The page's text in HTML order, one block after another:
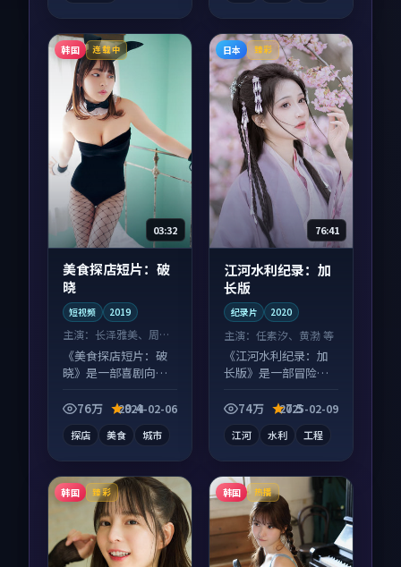
韩国 连载中
03:32
美食探店短片：破
晓
短视频 2019
主演： 长泽雅美、周冬
雨 等
《美食探店短片：破
晓》是一部喜剧向短
度高，适合配弹幕观
76万 9.4
2024-02-06
探店 美食 城市
日本 臻彩
76:41
江河水利纪录：加
长版
纪录片 2020
主演：任素汐、黄渤 等
《江河水利纪录：加
长版》是一部冒险向
感在线，配乐与镜头
74万 7.5
2025-02-09
江河 水利 工程
韩国 臻彩 韩国 热播